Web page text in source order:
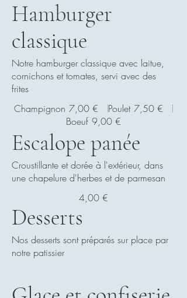
Hamburger
classique
Notre hamburger classique avec laitue,
cornichons et tomates, servi avec des
frites
Champignon 7,00 € Poulet 7,50 €
Boeuf 9,00 €
Escalope panée
Croustillante et dorée à l'extérieur, dans
une chapelure d'herbes et de parmesan
4,00 €
Desserts
Nos desserts sont préparés sur place par
notre patissier